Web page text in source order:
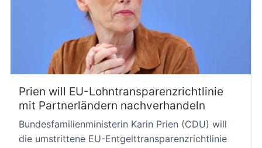
Prien will EU-Lohntransparenzrichtlinie
mit Partnerländern nachverhandeln
Bundesfamilienministerin Karin Prien (CDU) will
die umstrittene EU-Entgelttransparenzrichtlinie